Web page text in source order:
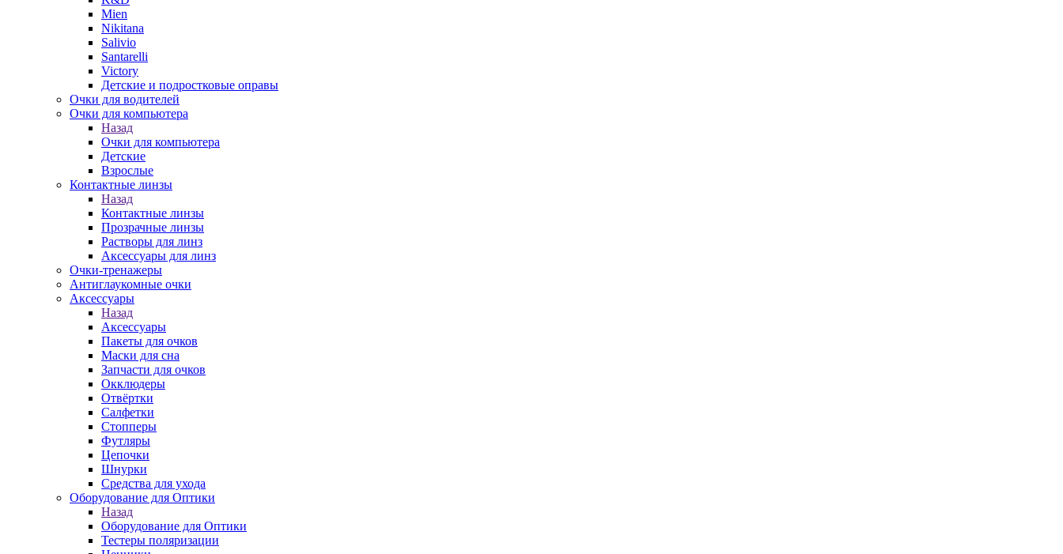
Mien
Nikitana
Salivio
Santarelli
Victory
Детские и подростковые оправы
Очки для водителей
Очки для компьютера
Назад
Очки для компьютера
Детские
Взрослые
Контактные линзы
Назад
Контактные линзы
Прозрачные линзы
Растворы для линз
Аксессуары для линз
Очки-тренажеры
Антиглаукомные очки
Аксессуары
Назад
Аксессуары
Пакеты для очков
Маски для сна
Запчасти для очков
Окклюдеры
Отвёртки
Салфетки
Стопперы
Футляры
Цепочки
Шнурки
Средства для ухода
Оборудование для Оптики
Назад
Оборудование для Оптики
Тестеры поляризации